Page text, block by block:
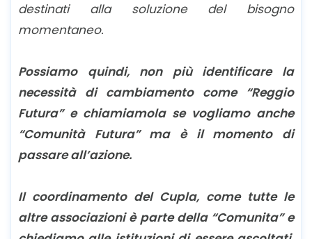
destinati alla soluzione del bisogno
momentaneo.
Possiamo quindi, non più identificare la
necessità di cambiamento come “Reggio
Futura” e chiamiamola se vogliamo anche
“Comunità Futura” ma è il momento di
passare all’azione.
Il coordinamento del Cupla, come tutte le
altre associazioni è parte della “Comunita” e